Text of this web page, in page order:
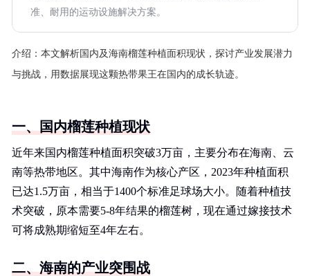
准、耐用的运动设施解决方案。
介绍： 本文解析国内及海南榴莲种植面积现状，探讨产业发展潜力
与挑战，用数据展现这颗热带果王在国内的成长轨迹。
一、国内榴莲种植现状
近年来国内榴莲种植面积突破3万亩，主要分布在海南、云
南等热带地区。其中海南作为核心产区，2023年种植面积
已达1.5万亩，相当于1400个标准足球场大小。随着种植技
术突破，原本需要5-8年结果的榴莲树，现在通过嫁接技术
可将成熟期缩短至4年左右。
二、海南的产业突围战